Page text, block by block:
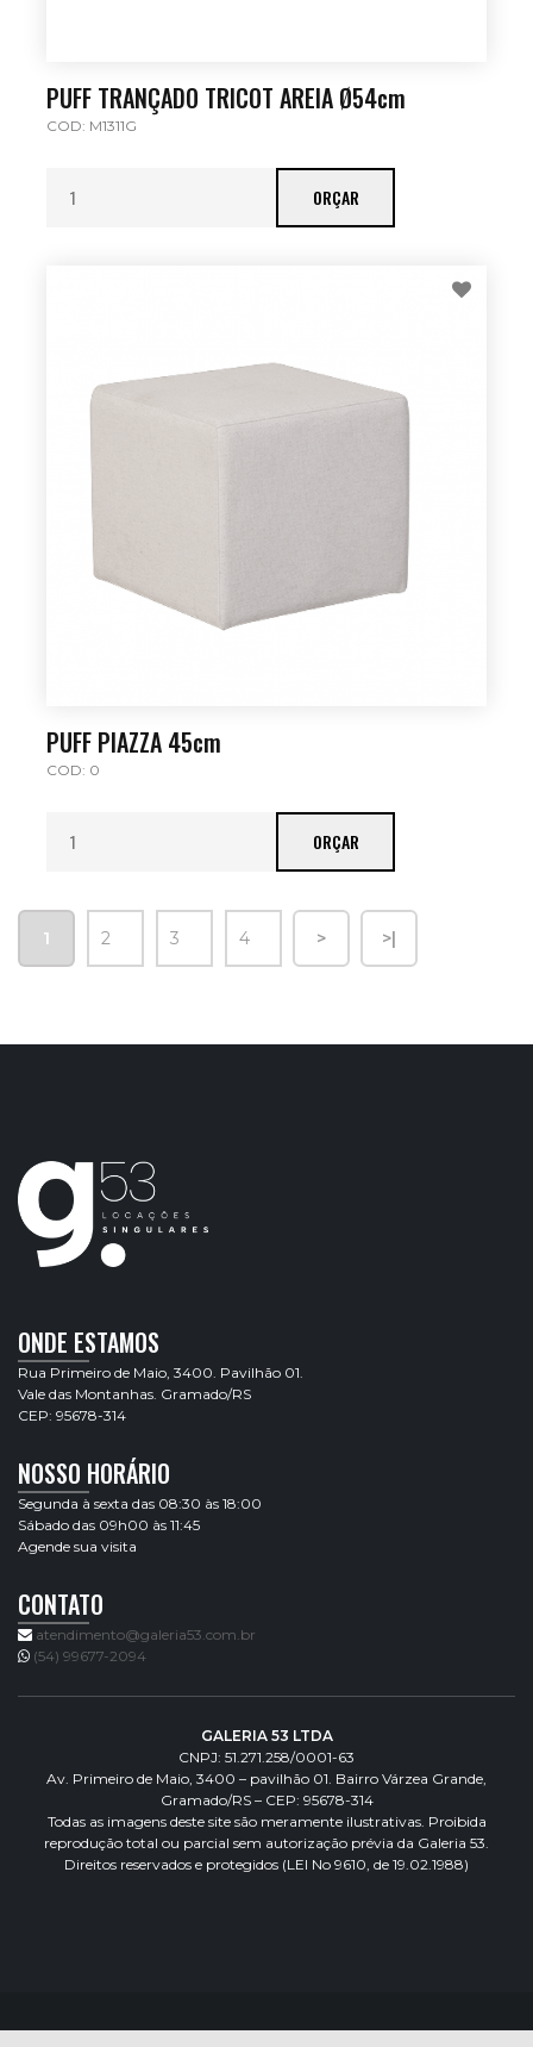
PUFF TRANÇADO TRICOT AREIA Ø54cm
COD: M1311G
ORÇAR
PUFF PIAZZA 45cm
COD: 0
ORÇAR
1 2 3 4 > >|
ONDE ESTAMOS
Rua Primeiro de Maio, 3400. Pavilhão 01.
Vale das Montanhas. Gramado/RS
CEP: 95678-314
NOSSO HORÁRIO
Segunda à sexta das 08:30 às 18:00
Sábado das 09h00 às 11:45
Agende sua visita
CONTATO
atendimento@galeria53.com.br
(54) 99677-2094
GALERIA 53 LTDA
CNPJ: 51.271.258/0001-63
Av. Primeiro de Maio, 3400 – pavilhão 01. Bairro Várzea Grande,
Gramado/RS – CEP: 95678-314
Todas as imagens deste site são meramente ilustrativas. Proibida
reprodução total ou parcial sem autorização prévia da Galeria 53.
Direitos reservados e protegidos (LEI No 9610, de 19.02.1988)